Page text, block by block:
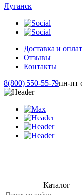
Луганск
Доставка и
Отзывы
Контакты
8(800) 550-55-79пн-пт
Каталог